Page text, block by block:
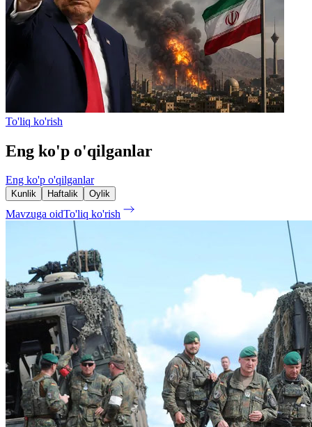
To'liq ko'rish
Eng ko'p o'qilganlar
Eng ko'p o'qilganlar
Kunlik Haftalik Oylik
Mavzuga oidTo'liq ko'rish